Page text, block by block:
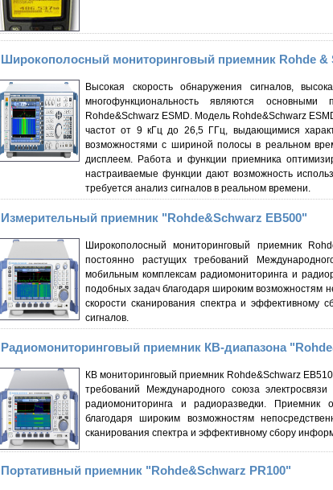
Широкополосный мониторинговый приемник Rohde &
Высокая скорость обнаружения сигналов,
многофункциональность являются основными
Rohde&Schwarz ESMD. Модель Rohde&Schwarz
частот от 9 кГц до 26,5 ГГц, выдающимися
возможностями с шириной полосы в реальном
дисплеем. Работа и функции приемника
настраиваемые функции дают возможность
требуется анализ сигналов в реальном времени.
Измерительный приемник "Rohde&Schwarz EB500"
Широкополосный мониторинговый приемник
постоянно растущих требований
мобильным комплексам радиомониторинга и
подобных задач благодаря широким возможностям
скорости сканирования спектра и
сигналов.
Радиомониторинговый приемник КВ-диапазона
КВ мониторинговый приемник Rohde&Schwarz
требований Международного союза
радиомониторинга и радиоразведки.
благодаря широким возможностям
сканирования спектра и эффективному сбору
Портативный приемник "Rohde&Schwarz PR100"